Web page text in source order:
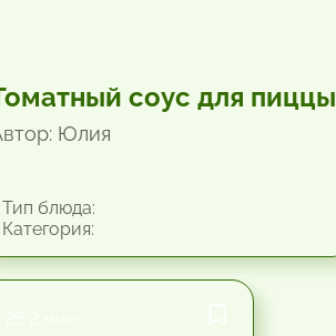
соус для пиццы
Юлия
блюда: